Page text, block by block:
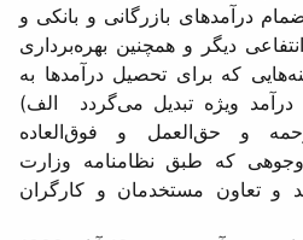
درآمدهای بازرگانی و بانكی و
دیگر و همچنین بهره‌برداری
كه برای تحصیل درآمدها به
ویژه تبدیل می‌گردد الف)
و حق‌العمل و فوق‌العاده
كه طبق نظامنامه وزارت
و تعاون مستخدمان و كارگران